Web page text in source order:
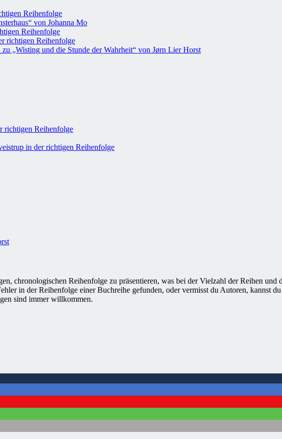
Reihenfolge
von Johanna Mo
Reihenfolge
richtigen Reihenfolge
zu „Wisting und die Stunde der Wahrheit“ von Jørn Lier Horst
richtigen Reihenfolge
in der richtigen Reihenfolge
chronologischen Reihenfolge zu präsentieren, was bei der Vielzahl der Reihen
in der Reihenfolge einer Buchreihe gefunden, oder vermisst du Autoren, kannst du
sind immer willkommen.